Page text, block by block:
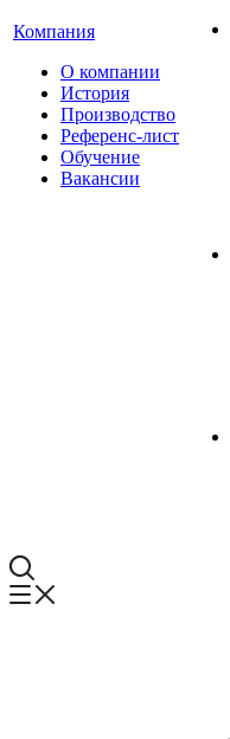
Компания
О компании
История
Производство
Референс-лист
Обучение
Вакансии